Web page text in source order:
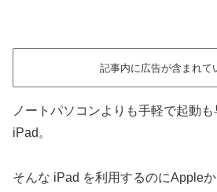
記事内に広告が含まれて
ノートパソコンよりも手軽で起動
iPad。
そんな iPad を利用するのにApple